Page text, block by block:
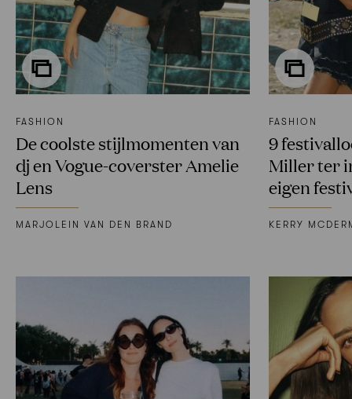
FASHION
De coolste stijlmomenten van
dj en Vogue-coverster Amelie
Lens
MARJOLEIN VAN DEN BRAND
FASHION
9
Miller ter
eigen
KERRY